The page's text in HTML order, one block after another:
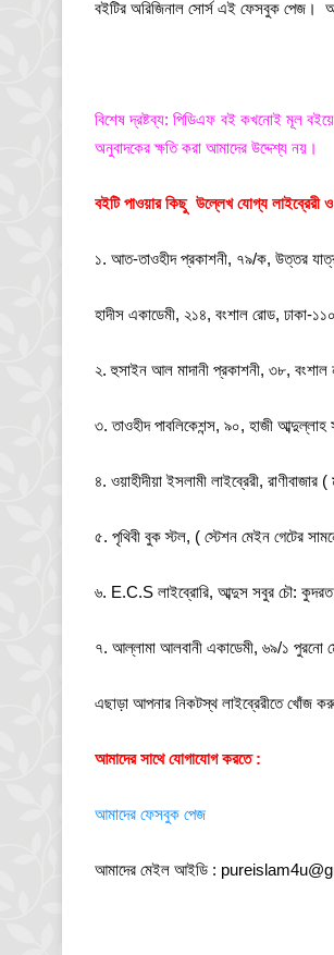
বইটির অরিজিনাল সোর্স এই ফেসবুক পেজ।
বিশেষ দ্রষ্টব্য: পিডিএফ বই কখনোই মূল
অনুবাদকের ক্ষতি করা আমাদের উদ্দেশ্য নয়।
বইটি পাওয়ার কিছু উল্লেখ যোগ্য লাইব্রেরী
১. আত-তাওহীদ প্রকাশনী, ৭৯/ক, উত্তর
হাদীস একাডেমী, ২১৪, বংশাল রোড,
২. হুসাইন আল মাদানী প্রকাশনী, ৩৮,
৩. তাওহীদ পাবলিকেশন্স, ৯০, হাজী
৪. ওয়াহীদীয়া ইসলামী লাইব্রেরী,
৫. পৃথিবী বুক স্টল, ( স্টেশন মেইন গেটের
৬. E.C.S লাইব্রোরি, আব্দুস সবুর চৌ: কুদরত
৭. আল্লামা আলবানী একাডেমী, ৬৯/১
এছাড়া আপনার নিকটস্থ লাইব্রেরীতে খোঁজ
আমাদের সাথে যোগাযোগ করতে :
আমাদের ফেসবুক পেজ
আমাদের মেইল আইডি :